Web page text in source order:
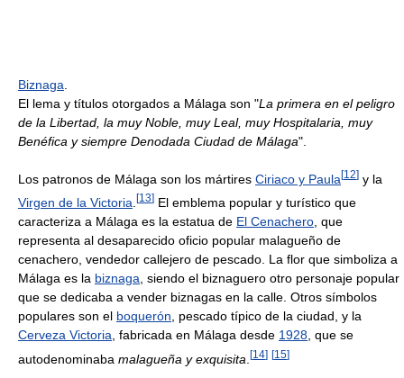
Biznaga
El lema y títulos otorgados a Málaga son "La primera en el peligro
de la Libertad, la muy Noble, muy Leal, muy Hospitalaria, muy
Benéfica y siempre Denodada Ciudad de Málaga".
Los patronos de Málaga son los mártires Ciriaco y Paula[12] y la
Virgen de la Victoria [13] El emblema popular y turístico que
caracteriza a Málaga es la estatua de El Cenachero , que
representa al desaparecido oficio popular malagueño de
cenachero, vendedor callejero de pescado. La flor que simboliza a
Málaga es la biznaga , siendo el biznaguero otro personaje popular
que se dedicaba a vender biznagas en la calle. Otros símbolos
populares son el boquerón , pescado típico de la ciudad, y la
Cerveza Victoria , fabricada en Málaga desde 1928 , que se
autodenominaba malagueña y exquisita [14] [15]